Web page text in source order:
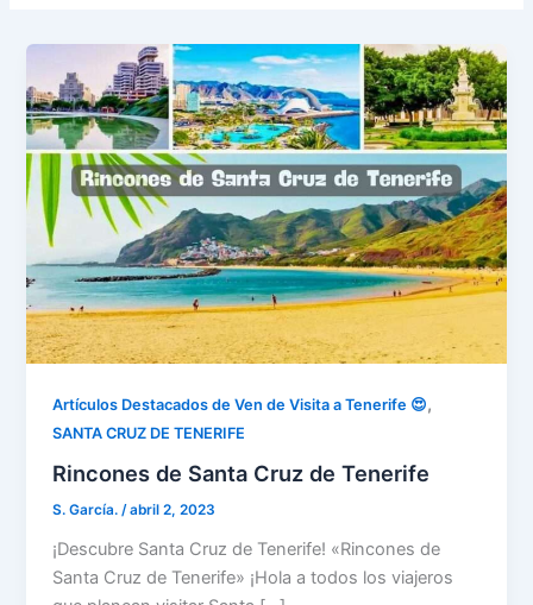
Artículos Destacados de Ven de Visita a Tenerife 😍,
SANTA CRUZ DE TENERIFE
Rincones de Santa Cruz de Tenerife
S. García./abril 2, 2023
¡Descubre Santa Cruz de Tenerife! «Rincones de
Santa Cruz de Tenerife» ¡Hola a todos los viajeros